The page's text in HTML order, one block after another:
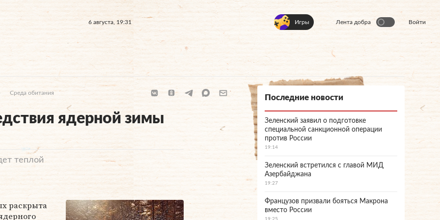
6 августа, 19:31 Игры Лента добра Войти
Среда обитания
ядерной зимы
теплой
раскрыта
Последние новости
Зеленский заявил о подготовке
специальной санкционной операции
против России
19:14
Зеленский встретился с главой МИД
Азербайджана
19:27
Французов призвали бояться Макрона
вместо России
19:25